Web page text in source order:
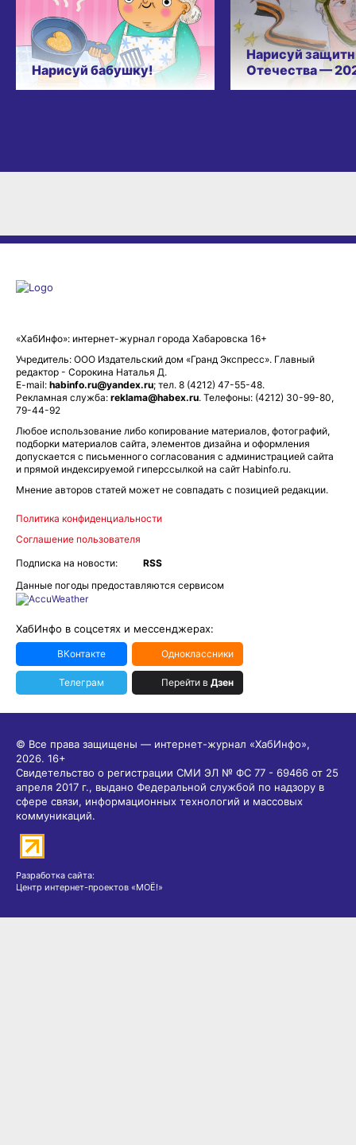
Нарисуй бабушку!
Нарисуй
Отечества —
«ХабИнфо»: интернет-журнал города Хабаровска 16+
Учредитель: ООО Издательский дом «Гранд Экспресс». Главный
редактор - Сорокина Наталья Д.
E-mail: habinfo.ru@yandex.ru; тел. 8 (4212) 47-55-48.
Рекламная служба: reklama@habex.ru. Телефоны: (4212) 30-99-80,
79-44-92
Любое использование либо копирование материалов, фотографий,
подборки материалов сайта, элементов дизайна и оформления
допускается с письменного согласования с администрацией сайта
и прямой индексируемой гиперссылкой на сайт Habinfo.ru.
Мнение авторов статей может не совпадать с позицией редакции.
Политика конфиденциальности
Соглашение пользователя
Подписка на новости:
RSS
Данные погоды предоставляются сервисом
ХабИнфо в соцсетях и мессенджерах:
ВКонтакте Одноклассники
Телеграм Перейти в Дзен
© Все права защищены — интернет-журнал «ХабИнфо»,
2026. 16+
Свидетельство о регистрации СМИ ЭЛ № ФС 77 - 69466 от 25
апреля 2017 г., выдано Федеральной службой по надзору в
сфере связи, информационных технологий и массовых
коммуникаций.
Разработка сайта:
Центр интернет-проектов «МОЁ!»